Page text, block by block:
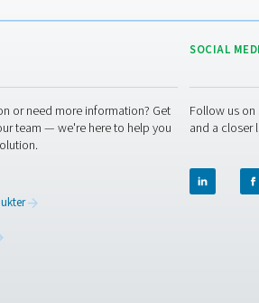
blygsamma kan membranteknik
hållbarhetsmål. Lägre
att kompromissa med prestandan.